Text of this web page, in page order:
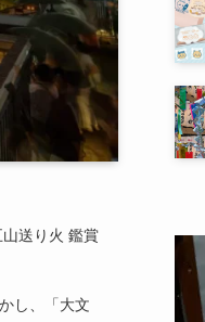
送り火 鑑賞
し、「大文